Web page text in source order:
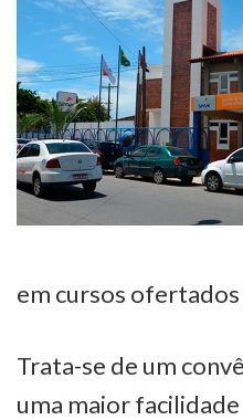
em cursos ofertados
Trata-se de um
uma maior